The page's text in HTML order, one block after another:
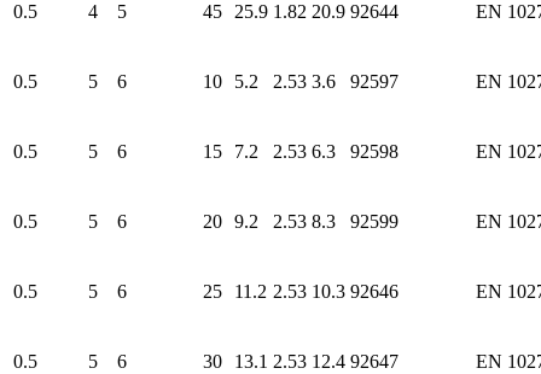
0.5 4 5 45 25.9 1.82 20.9 92644 EN
0.5 5 6 10 5.2 2.53 3.6 92597 EN
0.5 5 6 15 7.2 2.53 6.3 92598 EN
0.5 5 6 20 9.2 2.53 8.3 92599 EN
0.5 5 6 25 11.2 2.53 10.3 92646 EN
0.5 5 6 30 13.1 2.53 12.4 92647 EN